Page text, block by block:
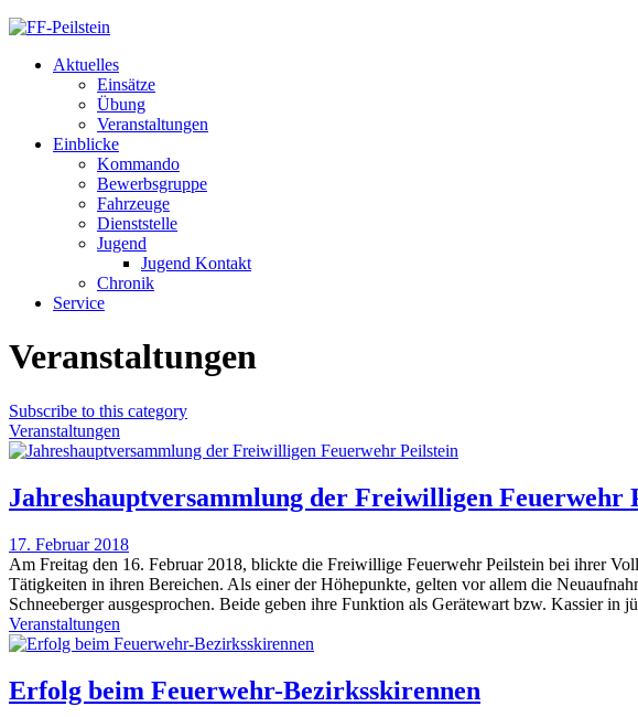
Aktuelles
Einsätze
Übung
Veranstaltungen
Einblicke
Kommando
Bewerbsgruppe
Fahrzeuge
Dienststelle
Jugend
Jugend Kontakt
Chronik
Service
Veranstaltungen
Subscribe to this category
Veranstaltungen
Jahreshauptversammlung der Freiwilligen Feuerwehr
17. Februar 2018
Am Freitag den 16. Februar 2018, blickte die Freiwillige Feuerwehr Peilstein bei ihrer
Tätigkeiten in ihren Bereichen. Als einer der Höhepunkte, gelten vor allem die
Schneeberger ausgesprochen. Beide geben ihre Funktion als Gerätewart bzw. Kassier
Veranstaltungen
Erfolg beim Feuerwehr-Bezirksskirennen